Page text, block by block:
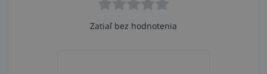
Zatiaľ bez hodnotenia